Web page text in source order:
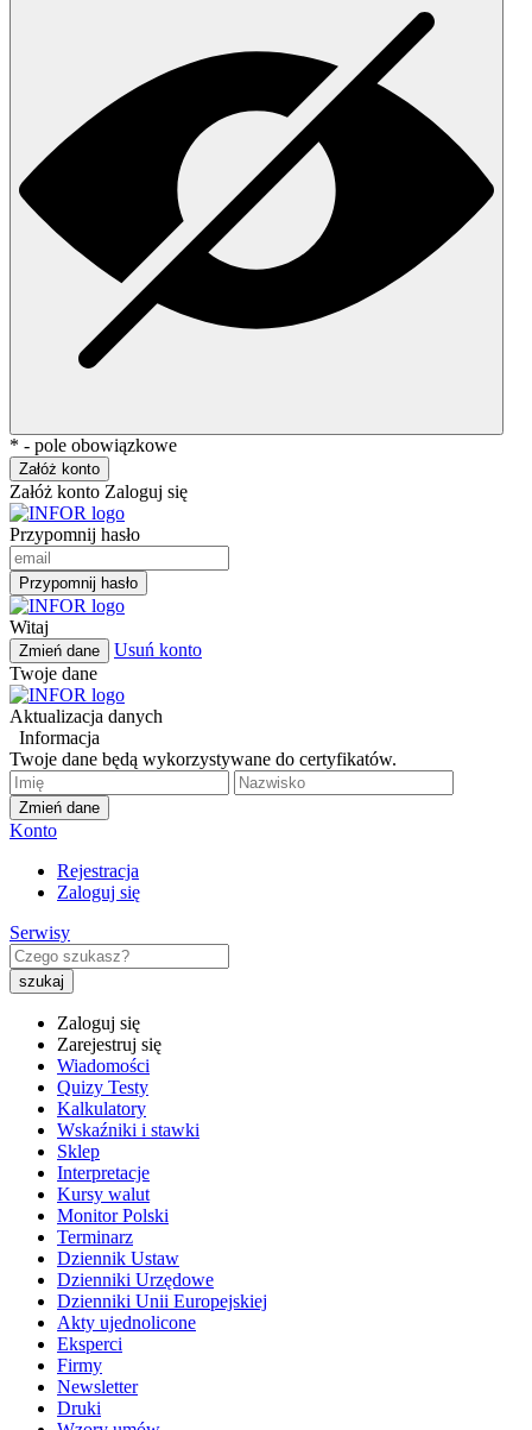
* - pole obowiązkowe
Załóż konto
Załóż konto Zaloguj się
Przypomnij hasło
Przypomnij hasło
Witaj
Zmień dane
Usuń konto
Twoje dane
Aktualizacja danych
Informacja
Twoje dane będą wykorzystywane do certyfikatów.
Zmień dane
Konto
Rejestracja
Zaloguj się
Serwisy
Zaloguj się
Zarejestruj się
Wiadomości
Quizy Testy
Kalkulatory
Wskaźniki i stawki
Sklep
Interpretacje
Kursy walut
Monitor Polski
Terminarz
Dziennik Ustaw
Dzienniki Urzędowe
Dzienniki Unii Europejskiej
Akty ujednolicone
Eksperci
Firmy
Newsletter
Druki